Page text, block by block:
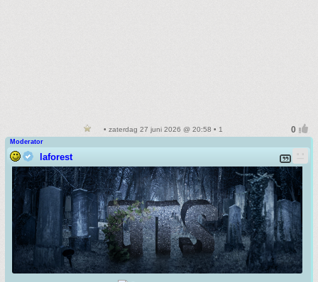
• zaterdag 27 juni 2026 @ 20:58 • 1
Moderator
laforest